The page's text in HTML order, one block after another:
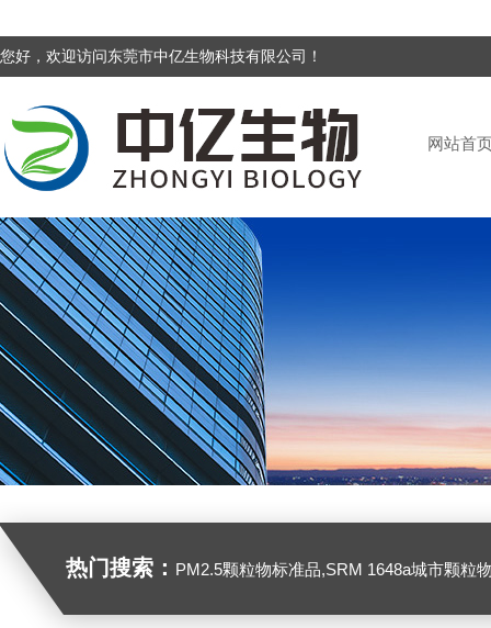
您好，欢迎访问东莞市中亿生物科技有限公司！
网站首
热门搜索： PM2.5颗粒物标准品,SRM 1648a城市颗粒物,SRM 1649B